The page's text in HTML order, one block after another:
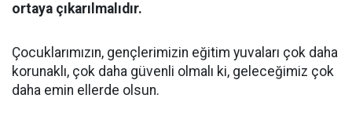
ortaya çıkarılmalıdır.
Çocuklarımızın, gençlerimizin eğitim yuvaları çok daha
korunaklı, çok daha güvenli olmalı ki, geleceğimiz çok
daha emin ellerde olsun.